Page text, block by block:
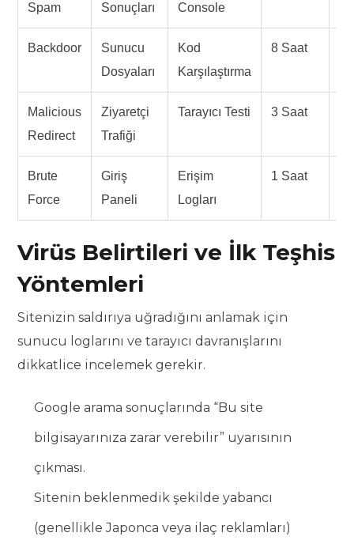
Spam
Sonuçları
Console
Backdoor
Sunucu
Dosyaları
Kod
Karşılaştırma
8 Saat
Malicious
Redirect
Ziyaretçi
Trafiği
Tarayıcı Testi 3 Saat
Brute
Force
Giriş
Paneli
Erişim
Logları
1 Saat
Virüs Belirtileri ve İlk Teşhis
Yöntemleri
Sitenizin saldırıya uğradığını anlamak için
sunucu loglarını ve tarayıcı davranışlarını
dikkatlice incelemek gerekir.
Google arama sonuçlarında “Bu site
bilgisayarınıza zarar verebilir” uyarısının
çıkması.
Sitenin beklenmedik şekilde yabancı
(genellikle Japonca veya ilaç reklamları)